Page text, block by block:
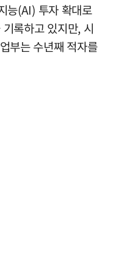
능(AI) 투자 확대로
록하고 있지만, 시
부는 수년째 적자를